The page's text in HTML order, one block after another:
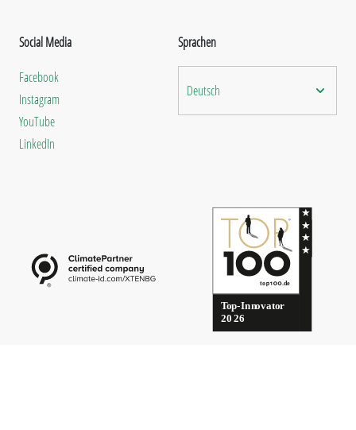
Social Media
Facebook
Instagram
YouTube
LinkedIn
Sprachen
Deutsch